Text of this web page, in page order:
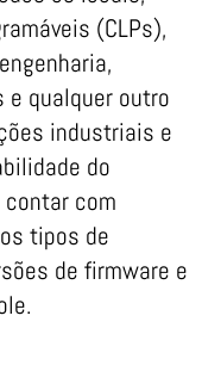
(CLPs),
e qualquer outro
industriais e
do
com
tipos de
de firmware e